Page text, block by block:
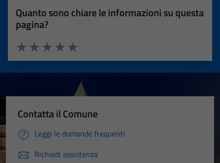
Quanto sono chiare le informazioni su questa
pagina?
Valuta 5 stelle su 5
Valuta 4 stelle su 5
Valuta 3 stelle su 5
Valuta 2 stelle su 5
Valuta 1 stelle su 5
Contatta il Comune
Leggi le domande frequenti
Richiedi assistenza